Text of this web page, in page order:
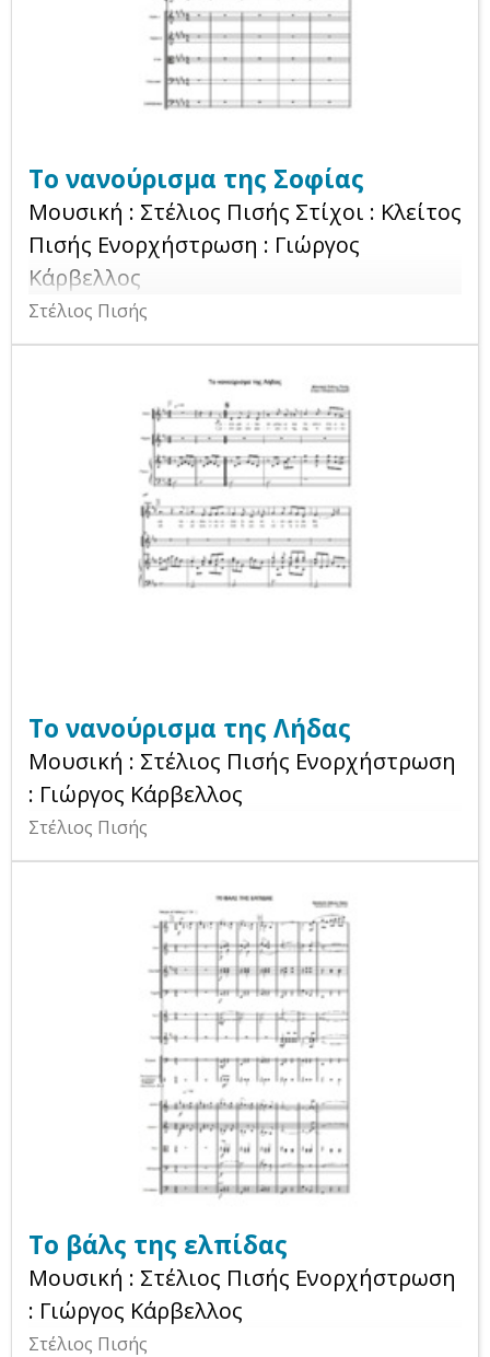
Το νανούρισμα της Σοφίας
Μουσική : Στέλιος Πισής Στίχοι : Κλείτος
Πισής Ενορχήστρωση : Γιώργος
Κάρβελλος
Στέλιος Πισής
Το νανούρισμα της Λήδας
Μουσική : Στέλιος Πισής Ενορχήστρωση
: Γιώργος Κάρβελλος
Στέλιος Πισής
Το βάλς της ελπίδας
Μουσική : Στέλιος Πισής Ενορχήστρωση
: Γιώργος Κάρβελλος
Στέλιος Πισής